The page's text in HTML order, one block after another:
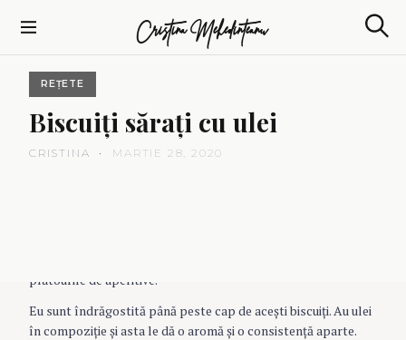
Cristina Mehedinteanu
e
REȚETE
Biscuiţi săraţi cu ulei
CRISTINA MARTIE 28, 2020
platourile de aperitive.
Eu sunt îndrăgostită până peste cap de aceşti biscuiţi. Au ulei
în compoziţie şi asta le dă o aromă şi o consistenţă aparte.